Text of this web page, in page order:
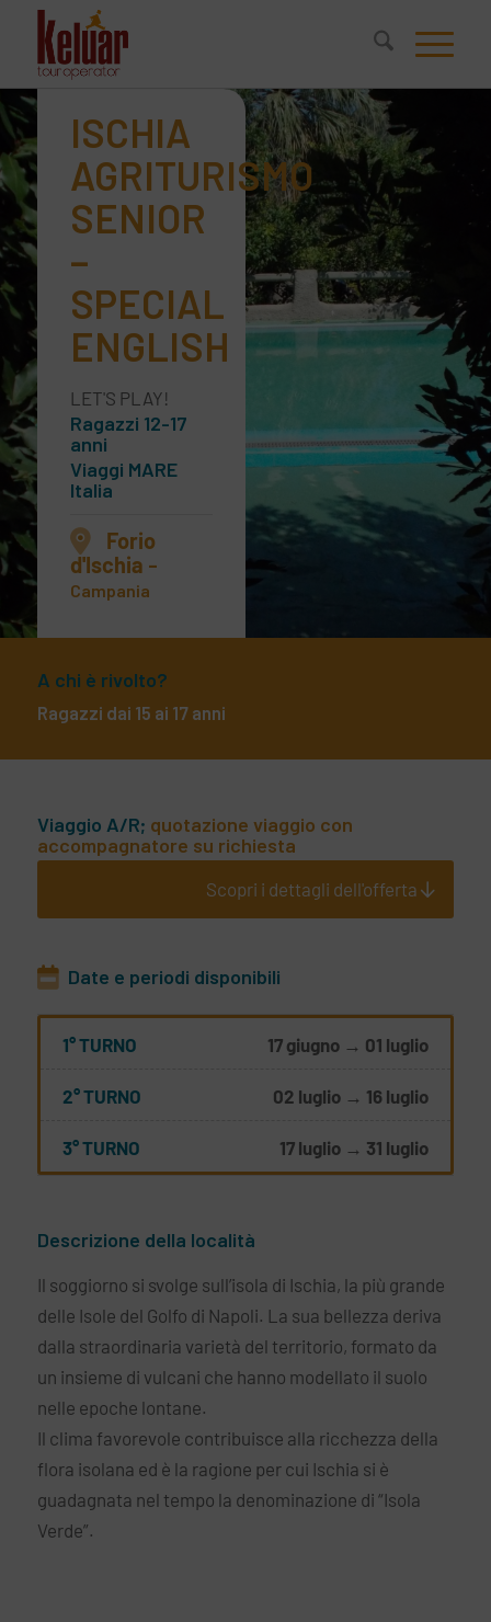
ISCHIA
AGRITURISMO
SENIOR
–
SPECIAL
ENGLISH
LET'S PLAY!
Ragazzi 12-17
anni
Viaggi MARE
Italia
Forio
d'Ischia -
Campania
A chi è rivolto?
Ragazzi dai 15 ai 17 anni
Viaggio A/R; quotazione viaggio con
accompagnatore su richiesta
Scopri i dettagli dell'offerta
Date e periodi disponibili
1° TURNO 17 giugno → 01 luglio
2° TURNO 02 luglio → 16 luglio
3° TURNO 17 luglio → 31 luglio
Descrizione della località
Il soggiorno si svolge sull’isola di Ischia, la più grande
delle Isole del Golfo di Napoli. La sua bellezza deriva
dalla straordinaria varietà del territorio, formato da
un insieme di vulcani che hanno modellato il suolo
nelle epoche lontane.
Il clima favorevole contribuisce alla ricchezza della
flora isolana ed è la ragione per cui Ischia si è
guadagnata nel tempo la denominazione di “Isola
Verde”.